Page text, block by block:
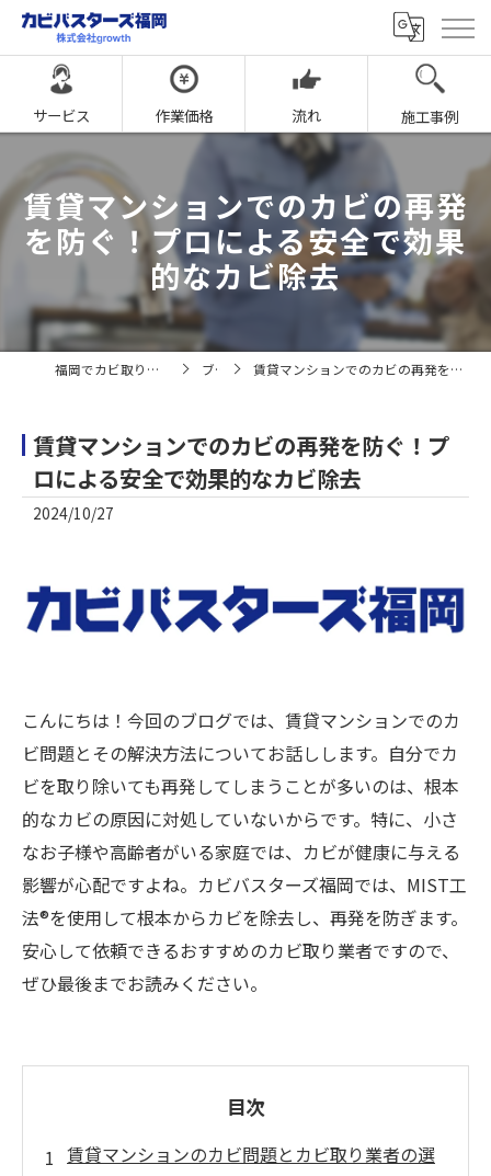
サービス 作業価格 流れ 施工事例
賃貸マンションでのカビの再発
を防ぐ！プロによる安全で効果
的なカビ除去
福岡でカビ取りならカビバスターズ福岡 ブログ 賃貸マンションでのカビの再発を防ぐ！プロによる安全で効果的なカビ除去
賃貸マンションでのカビの再発を防ぐ！プ
ロによる安全で効果的なカビ除去
2024/10/27
こんにちは！今回のブログでは、賃貸マンションでのカ
ビ問題とその解決方法についてお話しします。自分でカ
ビを取り除いても再発してしまうことが多いのは、根本
的なカビの原因に対処していないからです。特に、小さ
なお子様や高齢者がいる家庭では、カビが健康に与える
影響が心配ですよね。カビバスターズ福岡では、MIST工
法®を使用して根本からカビを除去し、再発を防ぎます。
安心して依頼できるおすすめのカビ取り業者ですので、
ぜひ最後までお読みください。
目次
賃貸マンションのカビ問題とカビ取り業者の選